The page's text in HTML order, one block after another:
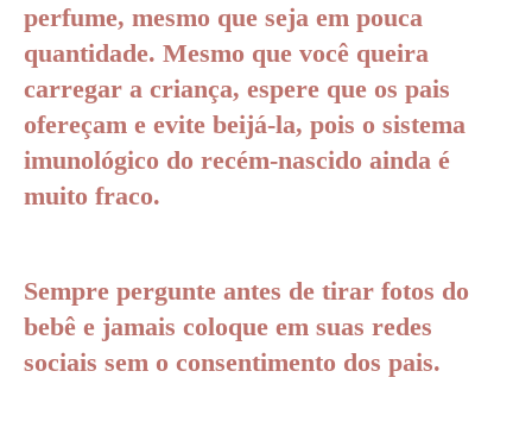
perfume, mesmo que seja em pouca
quantidade. Mesmo que você queira
carregar a criança, espere que os pais
ofereçam e evite beijá-la, pois o sistema
imunológico do recém-nascido ainda é
muito fraco.
Sempre pergunte antes de tirar fotos do
bebê e jamais coloque em suas redes
sociais sem o consentimento dos pais.